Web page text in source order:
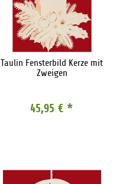
Taulin Fensterbild Kerze mit
Zweigen
45,95 € *